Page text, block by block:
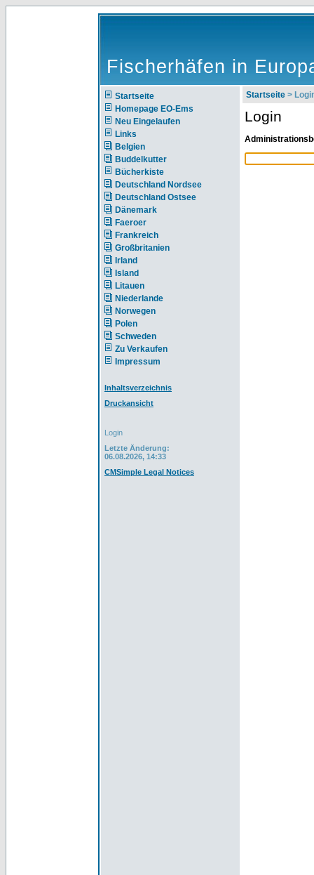
Fischerhäfen in
Startseite
Homepage EO-Ems
Neu Eingelaufen
Links
Belgien
Buddelkutter
Bücherkiste
Deutschland Nordsee
Deutschland Ostsee
Dänemark
Faeroer
Frankreich
Großbritanien
Irland
Island
Litauen
Niederlande
Norwegen
Polen
Schweden
Zu Verkaufen
Impressum
Inhaltsverzeichnis
Druckansicht
Login
Letzte Änderung:
06.08.2026, 14:33
CMSimple Legal Notices
Startseite >
Login